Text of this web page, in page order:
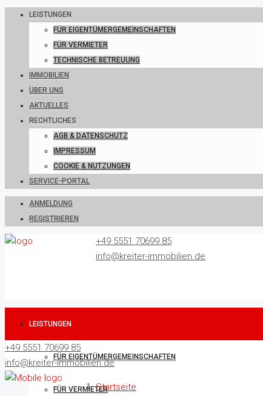
LEISTUNGEN
FÜR EIGENTÜMERGEMEINSCHAFTEN
FÜR VERMIETER
TECHNISCHE BETREUUNG
IMMOBILIEN
ÜBER UNS
AKTUELLES
RECHTLICHES
AGB & DATENSCHUTZ
IMPRESSUM
COOKIE & NUTZUNGEN
SERVICE-PORTAL
ANMELDUNG
REGISTRIEREN
+49 5551 70699 85
info@kreiter-immobilien.de
LEISTUNGEN
FÜR EIGENTÜMERGEMEINSCHAFTEN
FÜR VERMIETER
+49 5551 70699 85
info@kreiter-immobilien.de
Startseite